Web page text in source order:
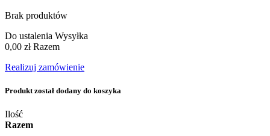
Brak produktów
Do ustalenia Wysyłka
0,00 zł Razem
Realizuj zamówienie
Produkt został dodany do koszyka
Ilość
Razem